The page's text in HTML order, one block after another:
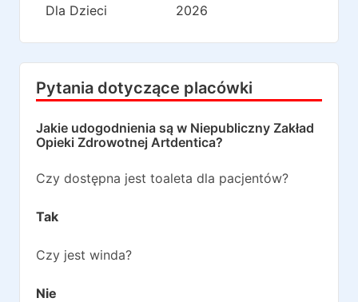
Dla Dzieci
2026
Pytania dotyczące placówki
Jakie udogodnienia są w Niepubliczny Zakład
Opieki Zdrowotnej Artdentica?
Czy dostępna jest toaleta dla pacjentów?
Tak
Czy jest winda?
Nie